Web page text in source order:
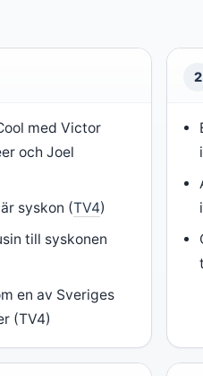
med Victor
och Joel
syskon (TV4)
till syskonen
en av Sveriges
(TV4)
2
i